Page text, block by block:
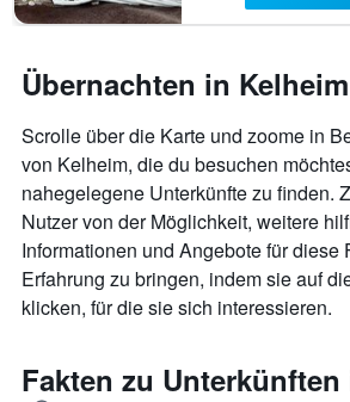
Übernachten in Kelheim
Scrolle über die Karte und zoome in
von Kelheim, die du besuchen
nahegelegene Unterkünfte zu finden.
Nutzer von der Möglichkeit, weitere
Informationen und Angebote für diese
Erfahrung zu bringen, indem sie auf
klicken, für die sie sich interessieren.
Fakten zu